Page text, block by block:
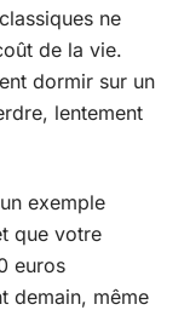
ne
de la vie.
dormir sur un
lentement
exemple
que votre
euros
demain, même